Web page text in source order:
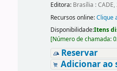
Editora: Brasília :
Recursos online:Clique
Disponibilidade:Itens
[Número de chamada:
Reservar
Adicionar ao